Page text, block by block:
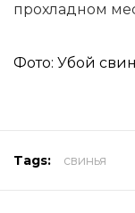
прохладном
Фото: Убой
Tags: свинья